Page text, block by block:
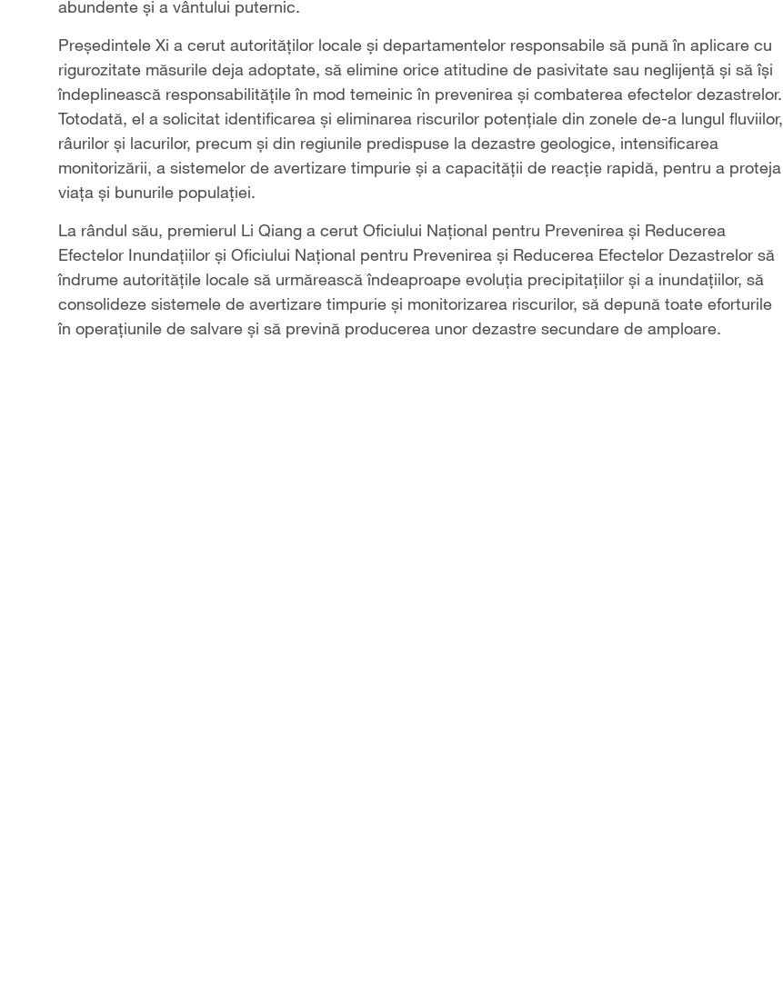
abundente și a vântului puternic.
Președintele Xi a cerut autorităților locale și departamentelor responsabile să pună în aplicare cu
rigurozitate măsurile deja adoptate, să elimine orice atitudine de pasivitate sau neglijență și să își
îndeplinească responsabilitățile în mod temeinic în prevenirea și combaterea efectelor dezastrelor.
Totodată, el a solicitat identificarea și eliminarea riscurilor potențiale din zonele de-a lungul fluviilor,
râurilor și lacurilor, precum și din regiunile predispuse la dezastre geologice, intensificarea
monitorizării, a sistemelor de avertizare timpurie și a capacității de reacție rapidă, pentru a proteja
viața și bunurile populației.
La rândul său, premierul Li Qiang a cerut Oficiului Național pentru Prevenirea și Reducerea
Efectelor Inundațiilor și Oficiului Național pentru Prevenirea și Reducerea Efectelor Dezastrelor să
îndrume autoritățile locale să urmărească îndeaproape evoluția precipitațiilor și a inundațiilor, să
consolideze sistemele de avertizare timpurie și monitorizarea riscurilor, să depună toate eforturile
în operațiunile de salvare și să prevină producerea unor dezastre secundare de amploare.